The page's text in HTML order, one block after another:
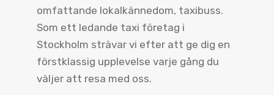
omfattande lokalkännedom, taxibuss.
Som ett ledande taxi företag i
Stockholm strävar vi efter att ge dig en
förstklassig upplevelse varje gång du
väljer att resa med oss.